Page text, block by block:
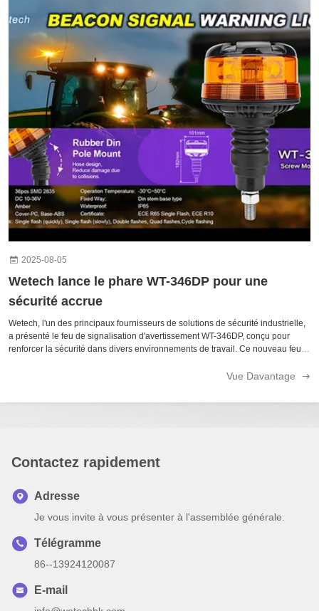
2025-08-05
Wetech lance le phare WT-346DP pour une
sécurité accrue
Wetech, l'un des principaux fournisseurs de solutions de sécurité industrielle,
a présenté le feu de signalisation d'avertissement WT-346DP, conçu pour
renforcer la sécurité dans divers environnements de travail. Ce nouveau feu
Vue Davantage
Contactez rapidement
Adresse
Je vous invite à vous présenter à l'assemblée générale.
Télégramme
86--13924120087
E-mail